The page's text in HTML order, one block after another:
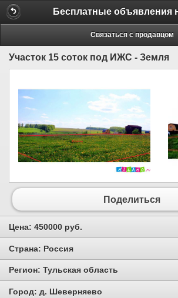
Связаться с продавцом
Участок 15 соток под ИЖС - Земля
Поделиться
Цена: 450000 руб.
Страна: Россия
Регион: Тульская область
Город: д. Шеверняево